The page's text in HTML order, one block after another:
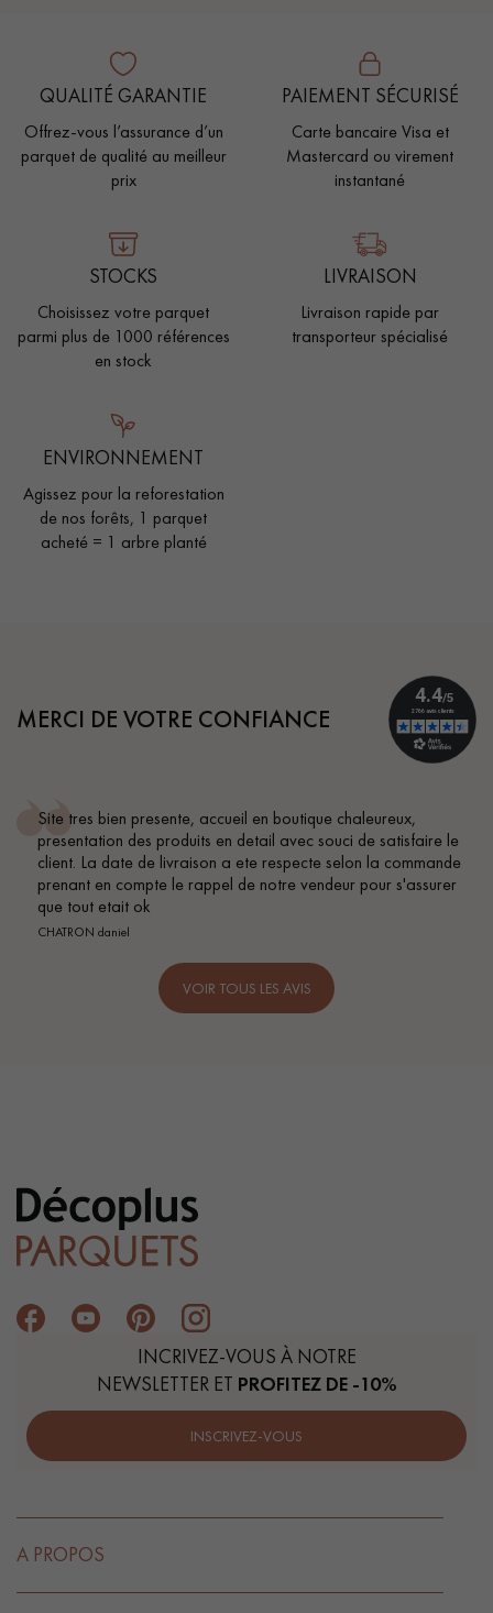
QUALITÉ GARANTIE
Offrez-vous l’assurance d’un
parquet de qualité au meilleur
prix
PAIEMENT SÉCURISÉ
Carte bancaire Visa et
Mastercard ou virement
instantané
STOCKS
Choisissez votre parquet
parmi plus de 1000 références
en stock
LIVRAISON
Livraison rapide par
transporteur spécialisé
ENVIRONNEMENT
Agissez pour la reforestation
de nos forêts, 1 parquet
acheté = 1 arbre planté
MERCI DE VOTRE CONFIANCE
accueil en boutique chaleureux,
produits en detail avec souci de satisfaire le
de livraison a ete respecte selon la commande
le rappel de notre vendeur pour s'assurer
Conseil
BEILE FRANCK
VOIR TOUS LES AVIS
INCRIVEZ-VOUS À NOTRE
NEWSLETTER ET PROFITEZ DE -10%
INSCRIVEZ-VOUS
A PROPOS